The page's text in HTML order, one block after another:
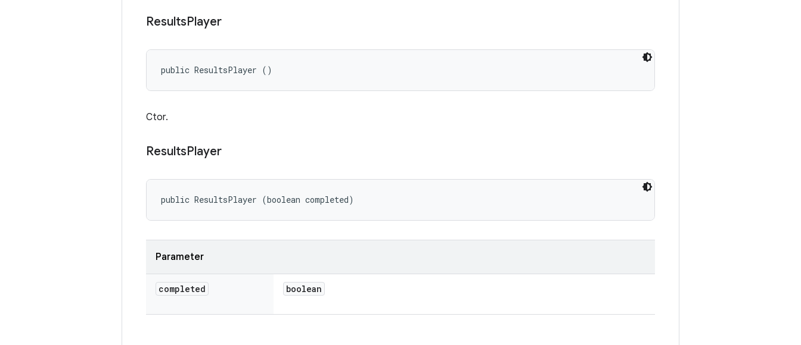
ResultsPlayer
public ResultsPlayer ()
Ctor.
ResultsPlayer
public ResultsPlayer (boolean completed)
Parameter
completed boolean